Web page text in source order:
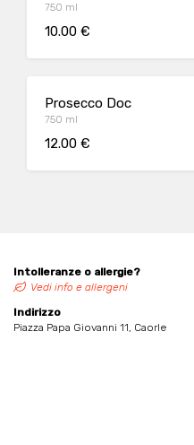
750 ml
10.00 €
Prosecco Doc
750 ml
12.00 €
Intolleranze o allergie?
Vedi info e allergeni
Indirizzo
Piazza Papa Giovanni 11, Caorle